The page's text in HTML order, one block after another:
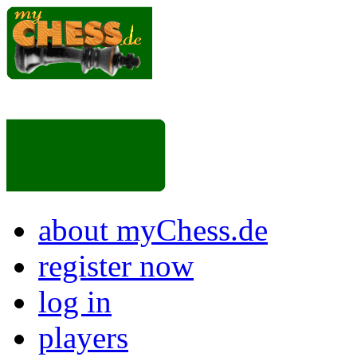
about myChess.de
register now
log in
players